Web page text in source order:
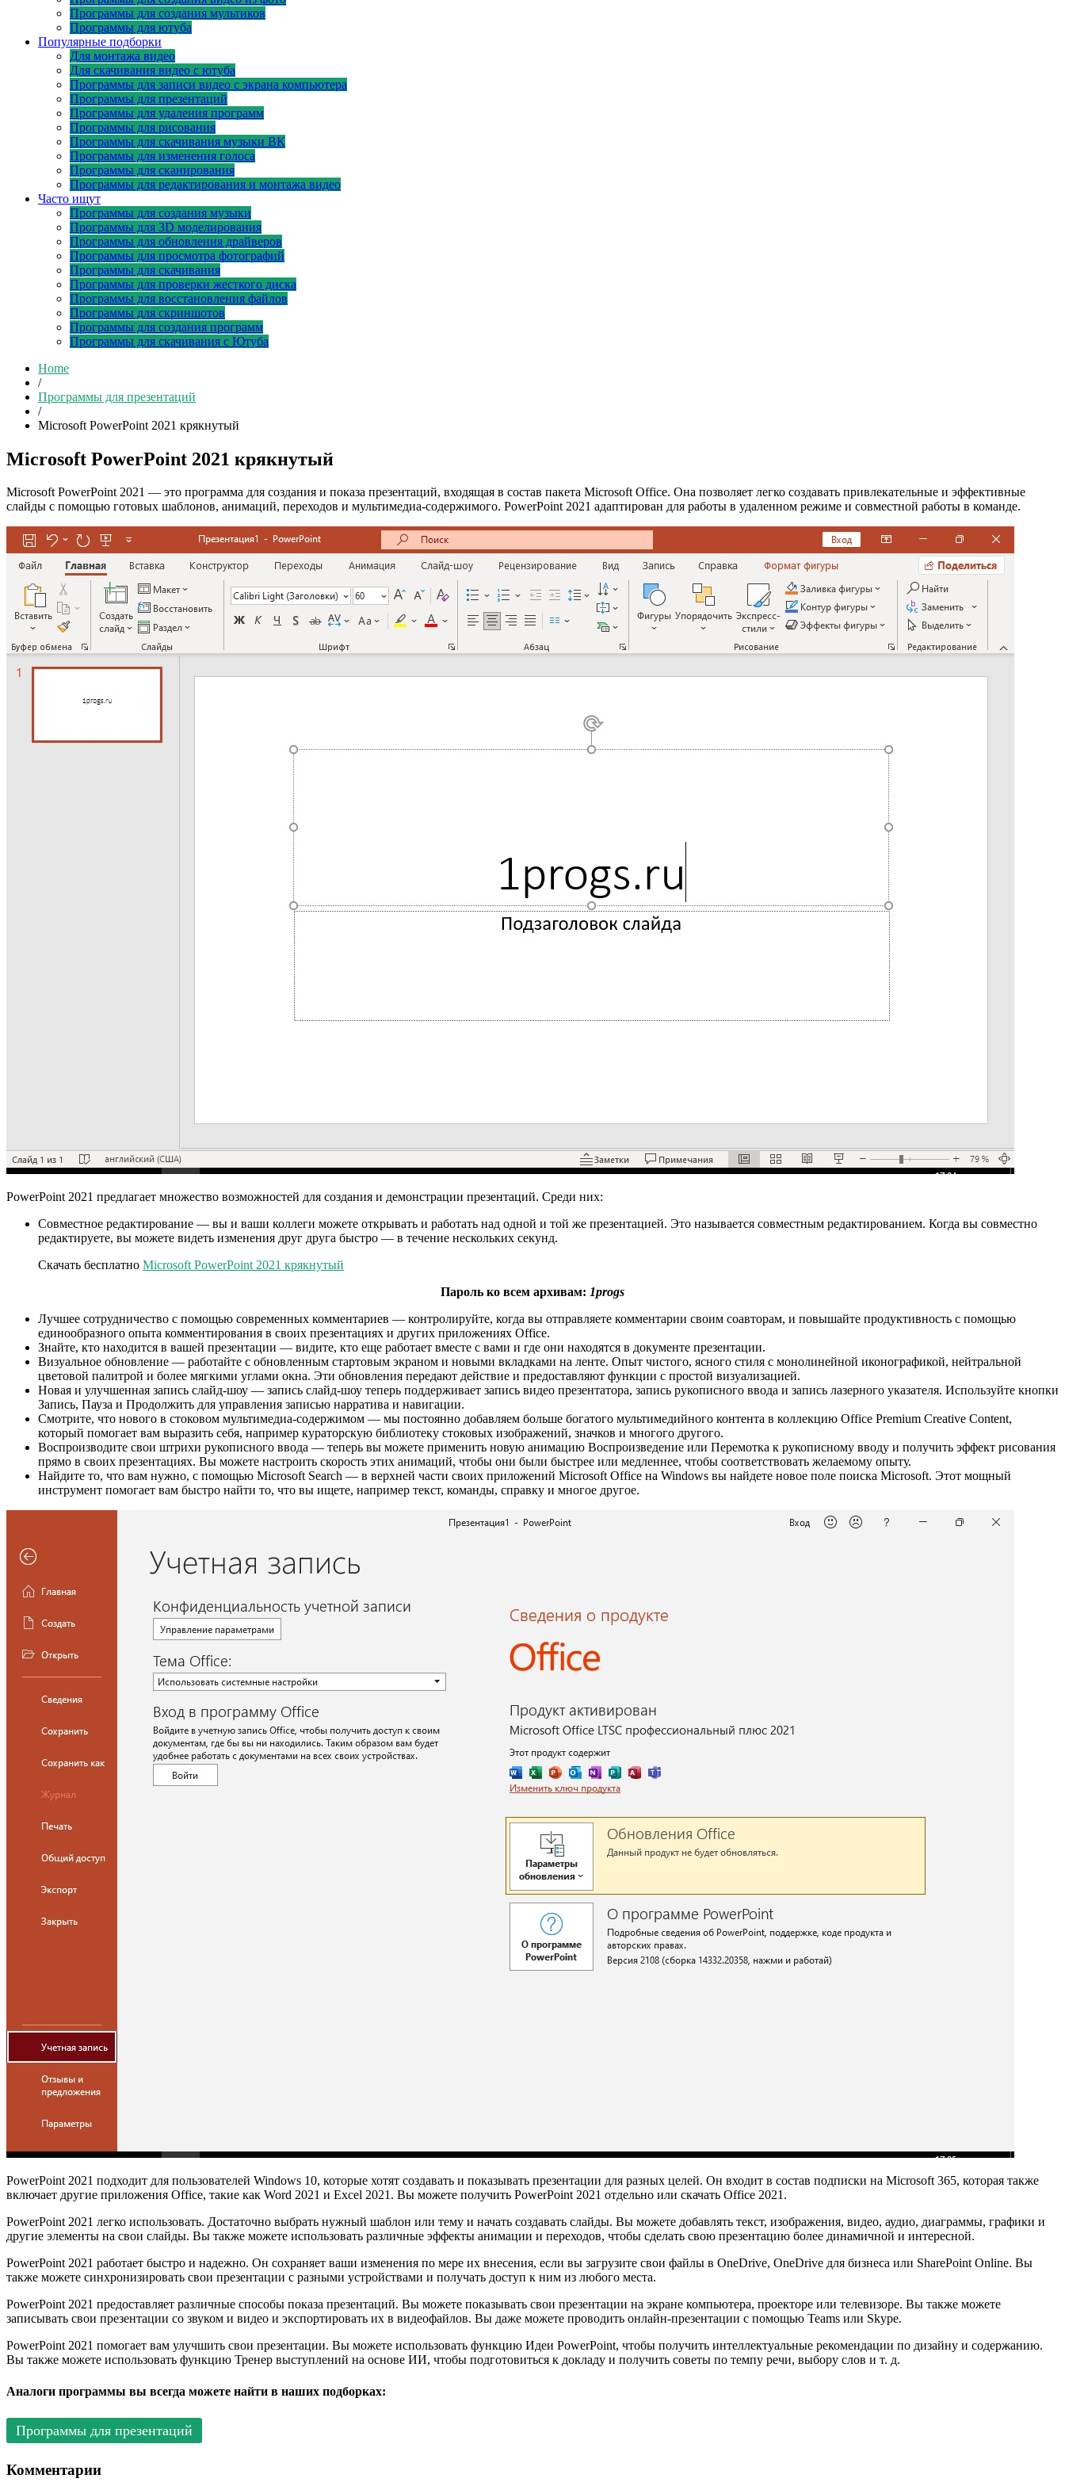
Программы для создания мультиков
Программы для ютуба
Популярные подборки
Для монтажа видео
Для скачивания видео с ютуба
Программы для записи видео с экрана компьютера
Программы для презентаций
Программы для удаления программ
Программы для рисования
Программы для скачивания музыки ВК
Программы для изменения голоса
Программы для сканирования
Программы для редактирования и монтажа видео
Часто ищут
Программы для создания музыки
Программы для 3D моделирования
Программы для обновления драйверов
Программы для просмотра фотографий
Программы для скачивания
Программы для проверки жесткого диска
Программы для восстановления файлов
Программы для скриншотов
Программы для создания программ
Программы для скачивания с Ютуба
Home
/
Программы для презентаций
/
Microsoft PowerPoint 2021 крякнутый
Microsoft PowerPoint 2021 крякнутый
Microsoft PowerPoint 2021 — это программа для создания и показа презентаций, входящая в состав пакета Microsoft Office. Она позволяет легко создавать привлекательные и эффективные
слайды с помощью готовых шаблонов, анимаций, переходов и мультимедиа-содержимого. PowerPoint 2021 адаптирован для работы в удаленном режиме и совместной работы в команде.
PowerPoint 2021 предлагает множество возможностей для создания и демонстрации презентаций. Среди них:
Совместное редактирование — вы и ваши коллеги можете открывать и работать над одной и той же презентацией. Это называется совместным редактированием. Когда вы совместно
редактируете, вы можете видеть изменения друг друга быстро — в течение нескольких секунд.
Скачать бесплатно Microsoft PowerPoint 2021 крякнутый
Пароль ко всем архивам: 1progs
Лучшее сотрудничество с помощью современных комментариев — контролируйте, когда вы отправляете комментарии своим соавторам, и повышайте продуктивность с помощью
единообразного опыта комментирования в своих презентациях и других приложениях Office.
Знайте, кто находится в вашей презентации — видите, кто еще работает вместе с вами и где они находятся в документе презентации.
Визуальное обновление — работайте с обновленным стартовым экраном и новыми вкладками на ленте. Опыт чистого, ясного стиля с монолинейной иконографикой, нейтральной
цветовой палитрой и более мягкими углами окна. Эти обновления передают действие и предоставляют функции с простой визуализацией.
Новая и улучшенная запись слайд-шоу — запись слайд-шоу теперь поддерживает запись видео презентатора, запись рукописного ввода и запись лазерного указателя. Используйте кнопки
Запись, Пауза и Продолжить для управления записью нарратива и навигации.
Смотрите, что нового в стоковом мультимедиа-содержимом — мы постоянно добавляем больше богатого мультимедийного контента в коллекцию Office Premium Creative Content,
который помогает вам выразить себя, например кураторскую библиотеку стоковых изображений, значков и многого другого.
Воспроизводите свои штрихи рукописного ввода — теперь вы можете применить новую анимацию Воспроизведение или Перемотка к рукописному вводу и получить эффект рисования
прямо в своих презентациях. Вы можете настроить скорость этих анимаций, чтобы они были быстрее или медленнее, чтобы соответствовать желаемому опыту.
Найдите то, что вам нужно, с помощью Microsoft Search — в верхней части своих приложений Microsoft Office на Windows вы найдете новое поле поиска Microsoft. Этот мощный
инструмент помогает вам быстро найти то, что вы ищете, например текст, команды, справку и многое другое.
PowerPoint 2021 подходит для пользователей Windows 10, которые хотят создавать и показывать презентации для разных целей. Он входит в состав подписки на Microsoft 365, которая также
включает другие приложения Office, такие как Word 2021 и Excel 2021. Вы можете получить PowerPoint 2021 отдельно или скачать Office 2021.
PowerPoint 2021 легко использовать. Достаточно выбрать нужный шаблон или тему и начать создавать слайды. Вы можете добавлять текст, изображения, видео, аудио, диаграммы, графики и
другие элементы на свои слайды. Вы также можете использовать различные эффекты анимации и переходов, чтобы сделать свою презентацию более динамичной и интересной.
PowerPoint 2021 работает быстро и надежно. Он сохраняет ваши изменения по мере их внесения, если вы загрузите свои файлы в OneDrive, OneDrive для бизнеса или SharePoint Online. Вы
также можете синхронизировать свои презентации с разными устройствами и получать доступ к ним из любого места.
PowerPoint 2021 предоставляет различные способы показа презентаций. Вы можете показывать свои презентации на экране компьютера, проекторе или телевизоре. Вы также можете
записывать свои презентации со звуком и видео и экспортировать их в видеофайлов. Вы даже можете проводить онлайн-презентации с помощью Teams или Skype.
PowerPoint 2021 помогает вам улучшить свои презентации. Вы можете использовать функцию Идеи PowerPoint, чтобы получить интеллектуальные рекомендации по дизайну и содержанию.
Вы также можете использовать функцию Тренер выступлений на основе ИИ, чтобы подготовиться к докладу и получить советы по темпу речи, выбору слов и т. д.
Аналоги программы вы всегда можете найти в наших подборках:
Программы для презентаций
Комментарии